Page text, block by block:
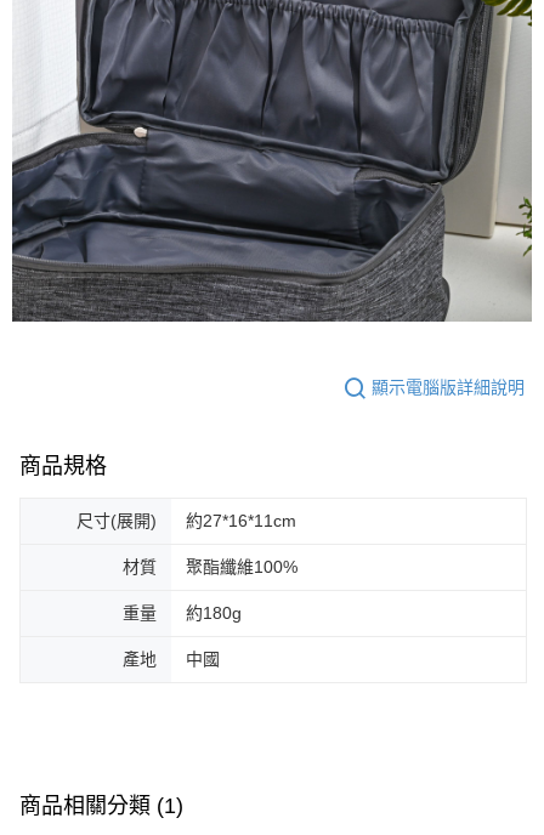
顯示電腦版詳細說明
商品規格
尺寸(展開) 約27*16*11cm
材質 聚酯纖維100%
重量 約180g
產地 中國
商品相關分類 (1)